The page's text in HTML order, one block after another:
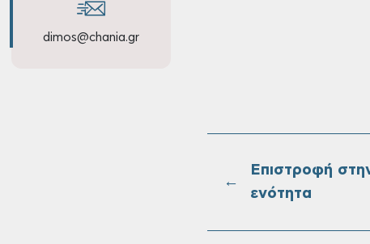
dimos@chania.gr
←
Επιστροφή
ενότητα